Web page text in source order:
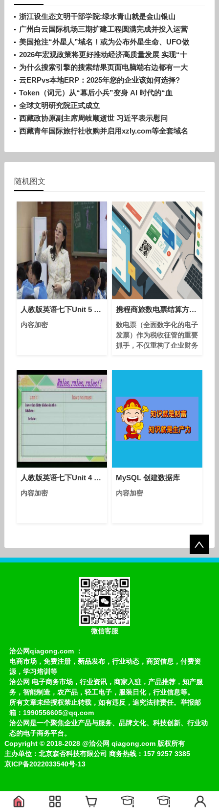
浙江设生态文明干部学院:绿水青山就是金山银山
广州白云国际机场三期扩建工程圆满完成并投入运营
专业力量守护超级地标
美国抢注“外星人”域名！或为公布外星生命、UFO做
准备？
2026年宏观政策将更好推动经济高质量发展 实现“十
五五”良好开局
为什么搜索引擎的搜索结果页面电脑端右边都有一大
片空白？
云ERPvs本地ERP：2025年您的企业该如何选择?
Token（词元）从“幕后小兵”变身 AI 时代的“血
液”和“货币”
全球文明研究院正式成立
西藏政协原副主席周岐顺逝世 习近平表示慰问
西藏青年国际旅行社收购并启用xzly.com等全套域名
随机图文
人教版英语七下Unit 5 Why do you like pandas？（Section B 1a-1d）课堂教学视频-张丹-特级教师优质课
内容加密
携程商旅数电票结算方案，赋能企业财务数字化转型
数电票（全面数字化的电子
发票）作为税收征管的重要
抓手，不仅重构了企业财务
术支撑，推动企业财务处理
迈向智能化新阶段。 携程
商旅以数电票结算方案为案
例，系统剖析数电票管理如
何通过差旅报销系统与财务
01 数电票：从合
人教版英语七下Unit 4 Section B（Reading）课堂视频实录（汪琴）
内容加密
MySQL 创建数据库
内容加密
微信客服
洽公网qiagong.com ：
电商市场，免费注册，新品发布，行业动态，商贸信息，付费资
源，学习培训等
洽公网 电子商务市场，行业资讯，商家入驻，产品推荐，知产服
务，智能制造，农产品，轻工电子，服装日化，行业信息等。
所有文章未经授权禁止转载，如有违反，追究法律责任。举报邮
箱：1990556605@qq.com
洽公网是一个聚焦企业产品与服务、品牌文化、科技创新、行业动
态的电子商务平台。
Copyright ©2018-2028 @洽公网 qiagong.com 版权所有
主办单位：北京森否科技有限公司 商务热线：157 9257 3385
京ICP备2022033540号-13